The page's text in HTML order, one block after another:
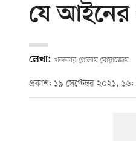
যে আইনের
লেখা: খন্দকার গোলাম মোয়াজ্জেম
প্রকাশ: ১৯ সেপ্টেম্বর ২০২১,